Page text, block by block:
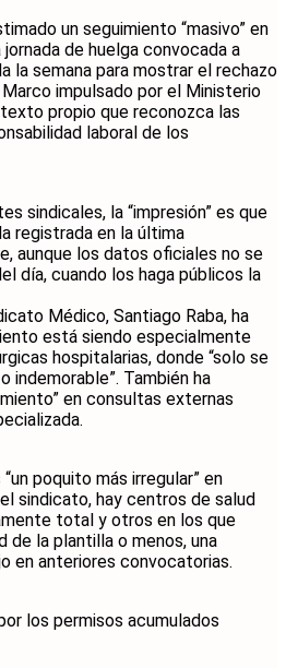
un seguimiento “masivo” en
de huelga convocada a
la semana para mostrar el rechazo
impulsado por el Ministerio
propio que reconozca las
laboral de los
sindicales, la “impresión” es que
registrada en la última
aunque los datos oficiales no se
día, cuando los haga públicos la
Médico, Santiago Raba, ha
está siendo especialmente
hospitalarias, donde “solo se
indemorable”. También ha
en consultas externas
poquito más irregular” en
sindicato, hay centros de salud
total y otros en los que
de la plantilla o menos, una
en anteriores convocatorias.
los permisos acumulados